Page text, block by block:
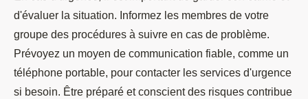
d'évaluer la situation. Informez les membres de votre
groupe des procédures à suivre en cas de problème.
Prévoyez un moyen de communication fiable, comme un
téléphone portable, pour contacter les services d'urgence
si besoin. Être préparé et conscient des risques contribue